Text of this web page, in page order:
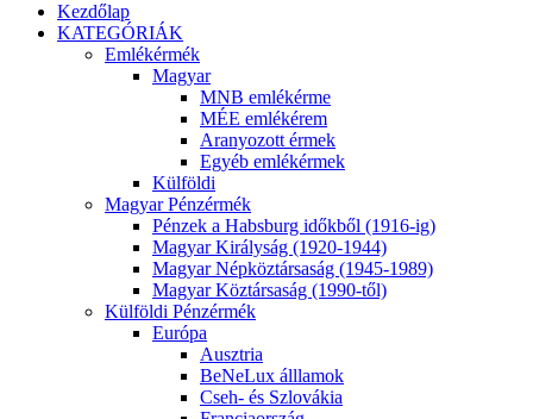
Kezdőlap
KATEGÓRIÁK
Emlékérmék
Magyar
MNB emlékérme
MÉE emlékérem
Aranyozott érmek
Egyéb emlékérmek
Külföldi
Magyar Pénzérmék
Pénzek a Habsburg időkből (1916-ig)
Magyar Királyság (1920-1944)
Magyar Népköztársaság (1945-1989)
Magyar Köztársaság (1990-től)
Külföldi Pénzérmék
Európa
Ausztria
BeNeLux álllamok
Cseh- és Szlovákia